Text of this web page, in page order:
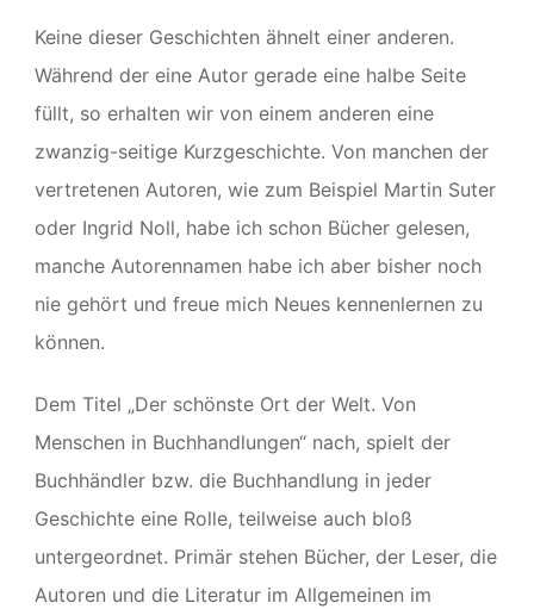
Keine dieser Geschichten ähnelt einer anderen.
Während der eine Autor gerade eine halbe Seite
füllt, so erhalten wir von einem anderen eine
zwanzig-seitige Kurzgeschichte. Von manchen der
vertretenen Autoren, wie zum Beispiel Martin Suter
oder Ingrid Noll, habe ich schon Bücher gelesen,
manche Autorennamen habe ich aber bisher noch
nie gehört und freue mich Neues kennenlernen zu
können.
Dem Titel „Der schönste Ort der Welt. Von
Menschen in Buchhandlungen“ nach, spielt der
Buchhändler bzw. die Buchhandlung in jeder
Geschichte eine Rolle, teilweise auch bloß
untergeordnet. Primär stehen Bücher, der Leser, die
Autoren und die Literatur im Allgemeinen im